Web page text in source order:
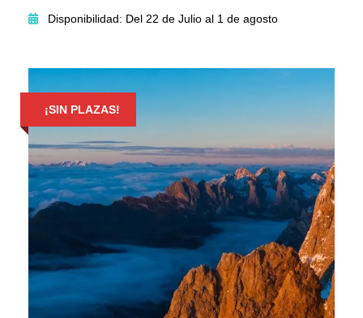
Disponibilidad: Del 22 de Julio al 1 de agosto
¡SIN PLAZAS!